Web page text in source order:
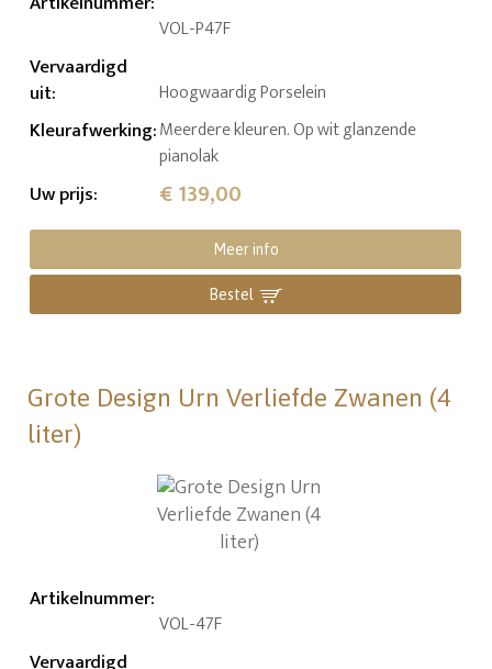
VOL-P47F
Vervaardigd
uit: Hoogwaardig Porselein
Kleurafwerking:Meerdere kleuren. Op wit glanzende
pianolak
Uw prijs: € 139,00
Meer info
Bestel
Grote Design Urn Verliefde Zwanen (4
liter)
Artikelnummer:
VOL-47F
Vervaardigd